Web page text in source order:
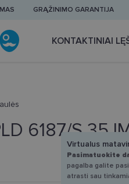
GRĄŽINIMO GARANTIJA
KONTAKTINIAI
6187/S
Virtualus
Pasimatuokite
pagalba galite
atrasti sau